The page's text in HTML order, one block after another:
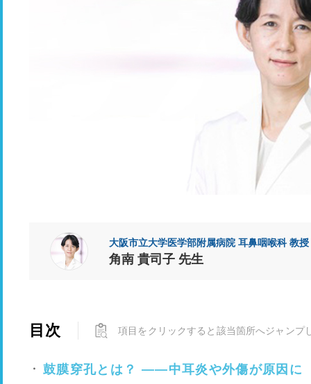
大阪市立大学医学部附属病院 耳鼻咽喉科 教授
角南 貴司子 先生
目次 項目をクリックすると該当箇所へジャンプ
鼓膜穿孔とは？ ――中耳炎や外傷が原因に